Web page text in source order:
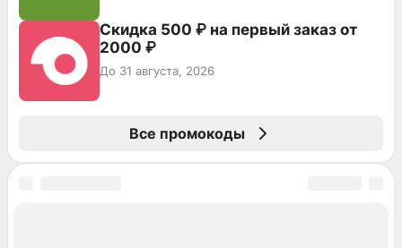
Скидка 500 ₽ на первый заказ от
2000 ₽
До 31 августа, 2026
Все промокоды